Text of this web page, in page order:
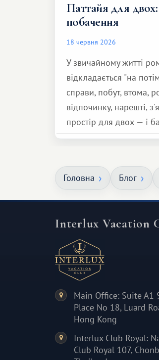
Паттайя для
побачення
18 червня 2026
У звичайному житті
відкладається "на
справи, побут, втома,
відпочинку, нарешті,
простір для двох — і
зробити для близької
але тепле і незабутнє :)
Головна Блог
Interlux Vacation
Main Office: Suite A1
Place No 18, Luard
Hong Kong
Interlux Club Royal:
Club Royal 107,